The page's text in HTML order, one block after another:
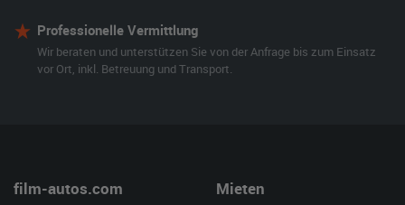
Professionelle Vermittlung
Wir beraten und unterstützen Sie von der Anfrage bis zum Einsatz
vor Ort, inkl. Betreuung und Transport.
film-autos.com Mieten